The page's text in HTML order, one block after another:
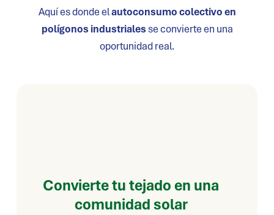
Aquí es donde elautoconsumo colectivo en
polígonos industrialesse convierte en una
oportunidad real.
Convierte tu tejado en una
comunidad solar